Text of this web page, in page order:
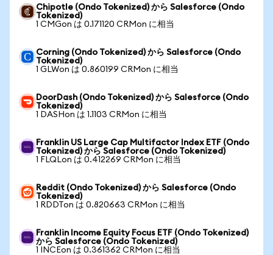
Chipotle (Ondo Tokenized) から Salesforce (Ondo
Tokenized)
1 CMGon は 0.171120 CRMon に相当
Corning (Ondo Tokenized) から Salesforce (Ondo
Tokenized)
1 GLWon は 0.860199 CRMon に相当
DoorDash (Ondo Tokenized) から Salesforce (Ondo
Tokenized)
1 DASHon は 1.1103 CRMon に相当
Franklin US Large Cap Multifactor Index ETF (Ondo
Tokenized) から Salesforce (Ondo Tokenized)
1 FLQLon は 0.412269 CRMon に相当
Reddit (Ondo Tokenized) から Salesforce (Ondo
Tokenized)
1 RDDTon は 0.820663 CRMon に相当
Franklin Income Equity Focus ETF (Ondo Tokenized)
から Salesforce (Ondo Tokenized)
1 INCEon は 0.361362 CRMon に相当